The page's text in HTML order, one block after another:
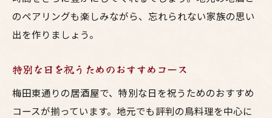
のペアリングも楽しみながら、忘れられない家族の思い
出を作りましょう。
特別な日を祝うためのおすすめコース
梅田東通りの居酒屋で、特別な日を祝うためのおすすめ
コースが揃っています。地元でも評判の鳥料理を中心に